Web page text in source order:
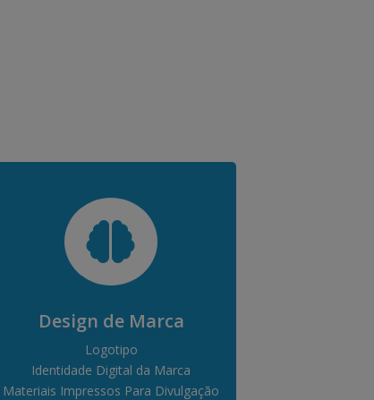

Design de Marca
Logotipo
Identidade Digital da Marca
Materiais Impressos Para Divulgação